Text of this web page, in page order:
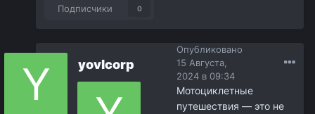
Подписчики 0
yovlcorp
Опубликовано
15 Августа,
2024 в 09:34
Мотоциклетные
путешествия — это не